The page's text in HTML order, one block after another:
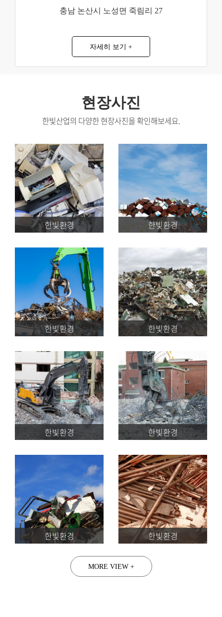
충남 논산시 노성면 죽림리 27
자세히 보기 +
현장사진
한빛산업의 다양한 현장사진을 확인해보세요.
한빛환경 한빛환경
한빛환경 한빛환경
한빛환경 한빛환경
한빛환경 한빛환경
MORE VIEW +